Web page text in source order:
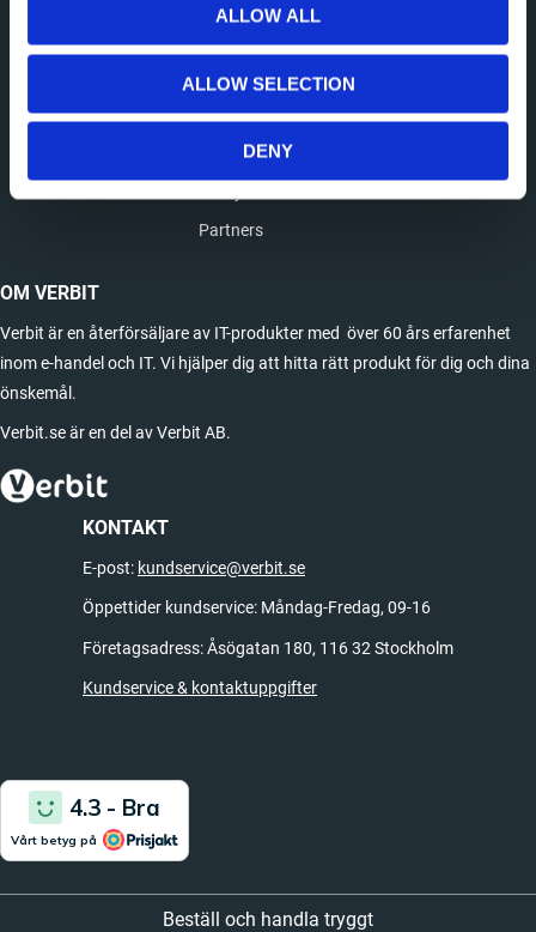
ALLOW ALL
ALLOW SELECTION
DENY
INFORMATION
Om oss
Mina sidor
Partners
OM VERBIT
Verbit är en återförsäljare av IT-produkter med över 60 års erfarenhet
inom e-handel och IT. Vi hjälper dig att hitta rätt produkt för dig och dina
önskemål.
Verbit.se är en del av Verbit AB.
KONTAKT
E-post: kundservice@verbit.se
Öppettider kundservice: Måndag-Fredag, 09-16
Företagsadress: Åsögatan 180, 116 32 Stockholm
Kundservice & kontaktuppgifter
Beställ och handla tryggt